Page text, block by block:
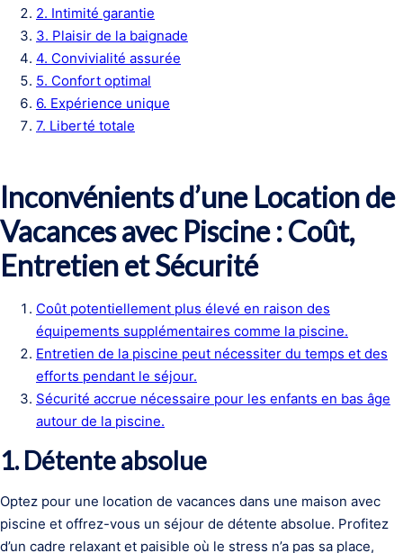
2. Intimité garantie
3. Plaisir de la baignade
4. Convivialité assurée
5. Confort optimal
6. Expérience unique
7. Liberté totale
Inconvénients d’une Location de
Vacances avec Piscine : Coût,
Entretien et Sécurité
Coût potentiellement plus élevé en raison des
équipements supplémentaires comme la piscine.
Entretien de la piscine peut nécessiter du temps et des
efforts pendant le séjour.
Sécurité accrue nécessaire pour les enfants en bas âge
autour de la piscine.
1. Détente absolue
Optez pour une location de vacances dans une maison avec
piscine et offrez-vous un séjour de détente absolue. Profitez
d’un cadre relaxant et paisible où le stress n’a pas sa place,